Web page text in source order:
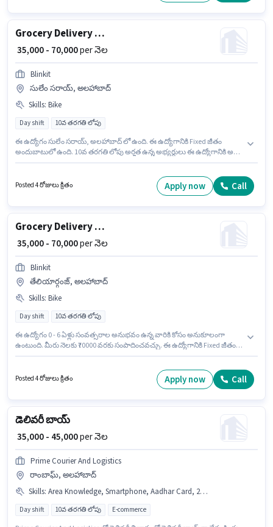
Grocery Delivery Boy
₹ 35,000 - 70,000per నెల
Blinkit
సులేం సరాయ్, అలహాబాద్
Skills: Bike
Day shift 10వ తరగతి లోపు
ఈ ఉద్యోగం సులేం సరాయ్, అలహాబాద్ లో ఉంది. ఈ ఉద్యోగానికి Fixed జీతం
అందుబాటులో ఉంది. 10వ తరగతి లోపు అర్హత ఉన్న అభ్యర్థులు ఈ ఉద్యోగానికి అప్లై
ఉంటుంది. అభ్యర్థి ఇంగ్లీష్ లో నిపుణుడిగా ఉండాలి.
Posted 4 రోజులు క్రితం Apply now Call
Grocery Delivery Boy
₹ 35,000 - 70,000per నెల
Blinkit
తేలియార్గంజ్, అలహాబాద్
Skills: Bike
Day shift 10వ తరగతి లోపు
ఈ ఉద్యోగం 0 - 6 ఏళ్లు సంవత్సరాల అనుభవం ఉన్న వారికి కోసం అనుకూలంగా
ఉంటుంది. మీరు నెలకు ₹70000 వరకు సంపాదించవచ్చు. ఈ ఉద్యోగానికి Fixed జీతం
ఖాళీ తేలియార్గంజ్, అలహాబాద్ లో ఉంది. ఇంగ్లీష్ లో నైపుణ్యం ఉన్నవారికి ప్రాధాన్యత
Posted 4 రోజులు క్రితం Apply now Call
డెలివరీ బాయ్
₹ 35,000 - 45,000per నెల
Prime Courier And Logistics
రాంబాఘ్, అలహాబాద్
Skills: Area Knowledge, Smartphone, Aadhar Card, 2-Wheeler Driving Licence, Bank Account, Navigation Skills, RC, Two-Wheeler Driving, Bike, PAN Card
Day shift 10వ తరగతి లోపు E-commerce